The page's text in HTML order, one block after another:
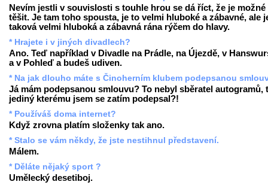
Nevím jestli v souvislosti s touhle hrou se dá říct, že je možné
těšit. Je tam toho spousta, je to velmi hluboké a zábavné, ale
taková velmi hluboká a zábavná rána rýčem do hlavy.
* Hrajete i v jiných divadlech?
Ano. Teď například v Divadle na Prádle, na Újezdě, v
a v Pohleď a budeš udiven.
* Na jak dlouho máte s Činoherním klubem podepsanou
Já mám podepsanou smlouvu? To nebyl sběratel autogramů,
jediný kterému jsem se zatím podepsal?!
* Používáš doma internet?
Když zrovna platím složenky tak ano.
* Stalo se vám někdy, že jste nestihnul představení.
Málem.
* Děláte nějaký sport ?
Umělecký desetiboj.